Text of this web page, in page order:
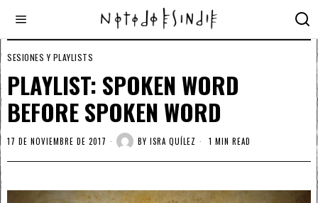
SESIONES Y PLAYLISTS
PLAYLIST: SPOKEN WORD
BEFORE SPOKEN WORD
17 DE NOVIEMBRE DE 2017 BY ISRA QUÍLEZ 1 MIN READ